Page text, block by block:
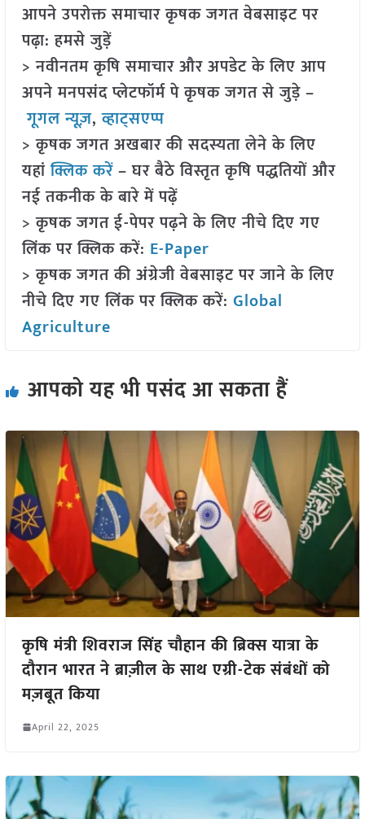
आपने उपरोक्त समाचार कृषक जगत वेबसाइट पर
पढ़ा: हमसे जुड़ें
> नवीनतम कृषि समाचार और अपडेट के लिए आप
अपने मनपसंद प्लेटफॉर्म पे कृषक जगत से जुड़े –
गूगल न्यूज़,व्हाट्सएप्प
> कृषक जगत अखबार की सदस्यता लेने के लिए
यहांक्लिक करें– घर बैठे विस्तृत कृषि पद्धतियों और
नई तकनीक के बारे में पढ़ें
> कृषक जगत ई-पेपर पढ़ने के लिए नीचे दिए गए
लिंक पर क्लिक करें: E-Paper
> कृषक जगत की अंग्रेजी वेबसाइट पर जाने के लिए
नीचे दिए गए लिंक पर क्लिक करें: Global
Agriculture
आपको यह भी पसंद आ सकता हैं
कृषि मंत्री शिवराज सिंह चौहान की ब्रिक्स यात्रा के
दौरान भारत ने ब्राज़ील के साथ एग्री-टेक संबंधों को
मज़बूत किया
April 22, 2025